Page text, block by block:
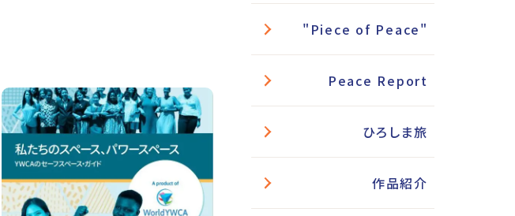
"Piece of Peace"
Peace Report
ひろしま旅
作品紹介